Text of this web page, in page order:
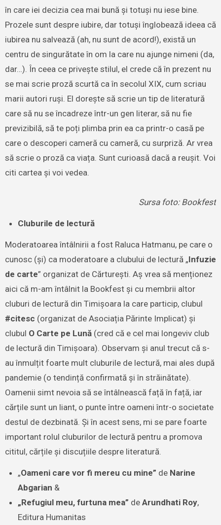
în care iei decizia cea mai bună și totuși nu iese bine.
Prozele sunt despre iubire, dar totuși înglobează ideea că
iubirea nu salvează (ah, nu sunt de acord!), există un
centru de singurătate în om la care nu ajunge nimeni (da,
dar…). În ceea ce privește stilul, el crede că în prezent nu
se mai scrie proză scurtă ca în secolul XIX, cum scriau
marii autori ruși. El dorește să scrie un tip de literatură
care să nu se încadreze într-un gen literar, să nu fie
previzibilă, să te poți plimba prin ea ca printr-o casă pe
care o descoperi cameră cu cameră, cu surpriză. Ar vrea
să scrie o proză ca viața. Sunt curioasă dacă a reușit. Voi
citi cartea și voi vedea.
Sursa foto: Bookfest
Cluburile de lectură
Moderatoarea întâlnirii a fost Raluca Hatmanu, pe care o
cunosc (și) ca moderatoare a clubului de lectură „Infuzie
de carte” organizat de Cărturești. Aș vrea să menționez
aici că m-am întâlnit la Bookfest și cu membrii altor
cluburi de lectură din Timișoara la care particip, clubul
#citesc (organizat de Asociația Părinte Implicat) și
clubul O Carte pe Lună (cred că e cel mai longeviv club
de lectură din Timișoara). Observam și anul trecut că s-
au înmulțit foarte mult cluburile de lectură, mai ales după
pandemie (o tendință confirmată și în străinătate).
Oamenii simt nevoia să se întâlnească față în față, iar
cărțile sunt un liant, o punte între oameni într-o societate
destul de dezbinată. Și în acest sens, mi se pare foarte
important rolul cluburilor de lectură pentru a promova
cititul, cărțile și discuțiile despre literatură.
„Oameni care vor fi mereu cu mine” deNarine
Abgarian &
„Refugiul meu, furtuna mea” deArundhati Roy,
Editura Humanitas